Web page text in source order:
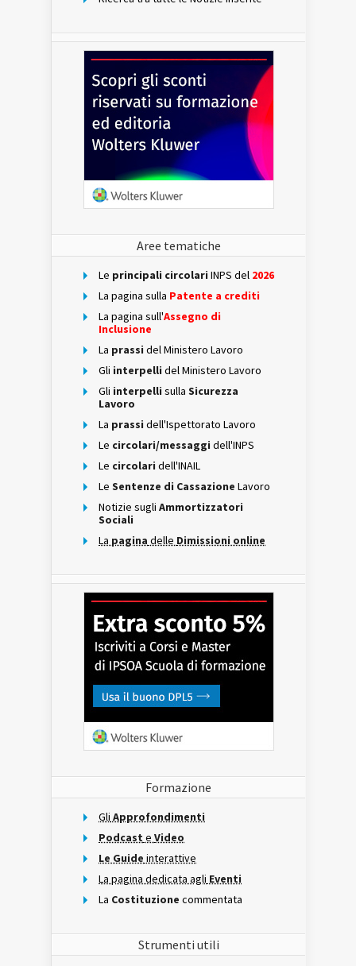
Aree tematiche
Le principali circolari INPS del 2026
La pagina sulla Patente a crediti
La pagina sull'Assegno di
Inclusione
La prassi del Ministero Lavoro
Gli interpelli del Ministero Lavoro
Gli interpelli sulla Sicurezza
Lavoro
La prassi dell'Ispettorato Lavoro
Le circolari/messaggi dell'INPS
Le circolari dell'INAIL
Le Sentenze di Cassazione Lavoro
Notizie sugli Ammortizzatori
Sociali
La pagina delle Dimissioni online
Formazione
Gli Approfondimenti
Podcast e Video
Le Guide interattive
La pagina dedicata agli Eventi
La Costituzione commentata
Strumenti utili